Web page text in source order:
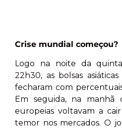
Crise mundial começou?
Logo na noite da
22h30, as bolsas
fecharam com
Em seguida, na manhã
europeias voltavam a
temor nos mercados. O